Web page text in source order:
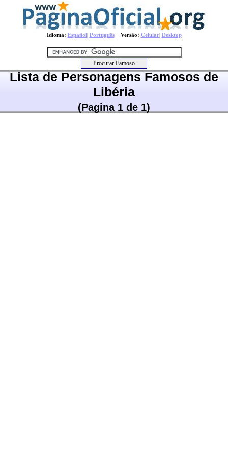
Idioma: Español| PortuguêsVersão: Celular| Desktop
Lista de Personagens Famosos de
Libéria
(Pagina 1 de 1)